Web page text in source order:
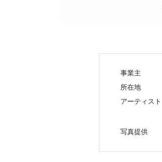
事業主
所在地
アーティスト
写真提供